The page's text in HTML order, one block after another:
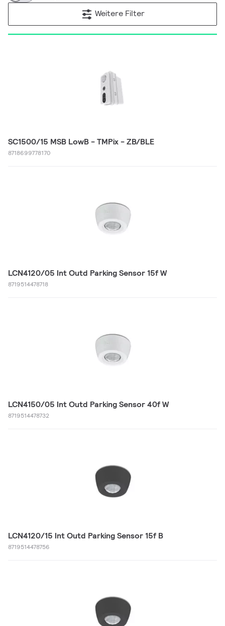
Weitere Filter
SC1500/15 MSB LowB - TMPix - ZB/BLE
8718699778170
LCN4120/05 Int Outd Parking Sensor 15f W
8719514478718
LCN4150/05 Int Outd Parking Sensor 40f W
8719514478732
LCN4120/15 Int Outd Parking Sensor 15f B
8719514478756